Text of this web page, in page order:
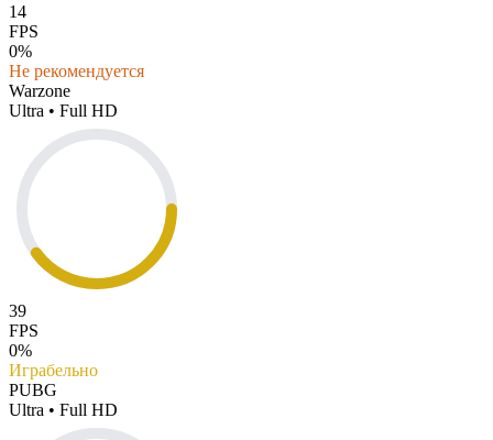
14
FPS
0%
Не рекомендуется
Warzone
Ultra • Full HD
39
FPS
0%
Играбельно
PUBG
Ultra • Full HD